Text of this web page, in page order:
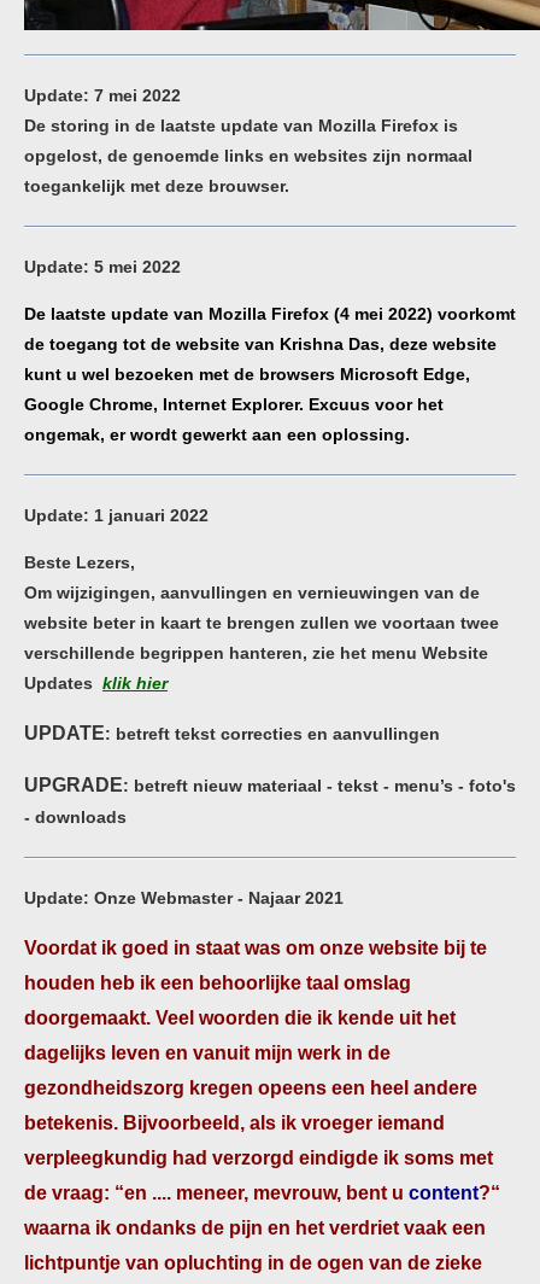
Update: 7 mei 2022
De storing in de laatste update van Mozilla Firefox is
opgelost, de genoemde links en websites zijn normaal
toegankelijk met deze brouwser.
Update: 5 mei 2022
De laatste update van Mozilla Firefox (4 mei 2022) voorkomt
de toegang tot de website van Krishna Das, deze website
kunt u wel bezoeken met de browsers Microsoft Edge,
Google Chrome, Internet Explorer. Excuus voor het
ongemak, er wordt gewerkt aan een oplossing.
Update: 1 januari 2022
Beste Lezers,
Om wijzigingen, aanvullingen en vernieuwingen van de
website beter in kaart te brengen zullen we voortaan twee
verschillende begrippen hanteren, zie het menu Website
Updates klik hier
UPDATE: betreft tekst correcties en aanvullingen
UPGRADE: betreft nieuw materiaal - tekst - menu’s - foto's
- downloads
Update: Onze Webmaster - Najaar 2021
Voordat ik goed in staat was om onze website bij te
houden heb ik een behoorlijke taal omslag
doorgemaakt. Veel woorden die ik kende uit het
dagelijks leven en vanuit mijn werk in de
gezondheidszorg kregen opeens een heel andere
betekenis. Bijvoorbeeld, als ik vroeger iemand
verpleegkundig had verzorgd eindigde ik soms met
de vraag: “en .... meneer, mevrouw, bent u content?“
waarna ik ondanks de pijn en het verdriet vaak een
lichtpuntje van opluchting in de ogen van de zieke